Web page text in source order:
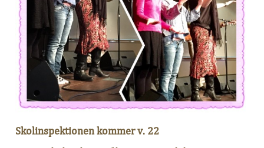
Skolinspektionen kommer v. 22